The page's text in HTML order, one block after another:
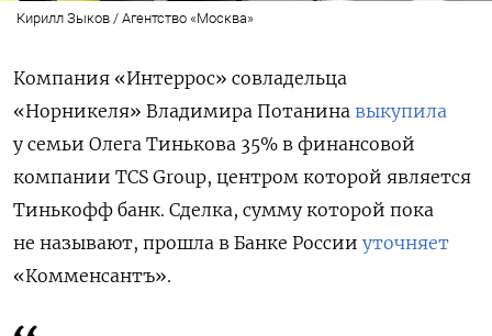
Кирилл Зыков / Агентство «Москва»
Компания «Интеррос» совладельца
«Норникеля» Владимира Потанина выкупила
у семьи Олега Тинькова 35% в финансовой
компании TCS Group, центром которой является
Тинькофф банк. Сделка, сумму которой пока
не называют, прошла в Банке России уточняет
«Комменсантъ».